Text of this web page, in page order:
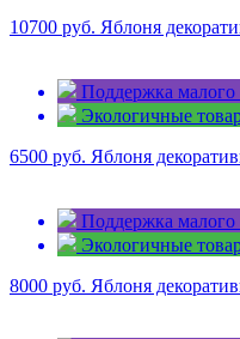
10700 руб. Яблоня
Поддержка малого
Экологичные
6500 руб. Яблоня
Поддержка малого
Экологичные
8000 руб. Яблоня